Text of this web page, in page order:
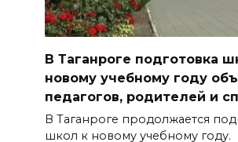
В Таганроге подготовка
новому учебному году
педагогов, родителей и
В Таганроге продолжается
школ к новому учебному году.